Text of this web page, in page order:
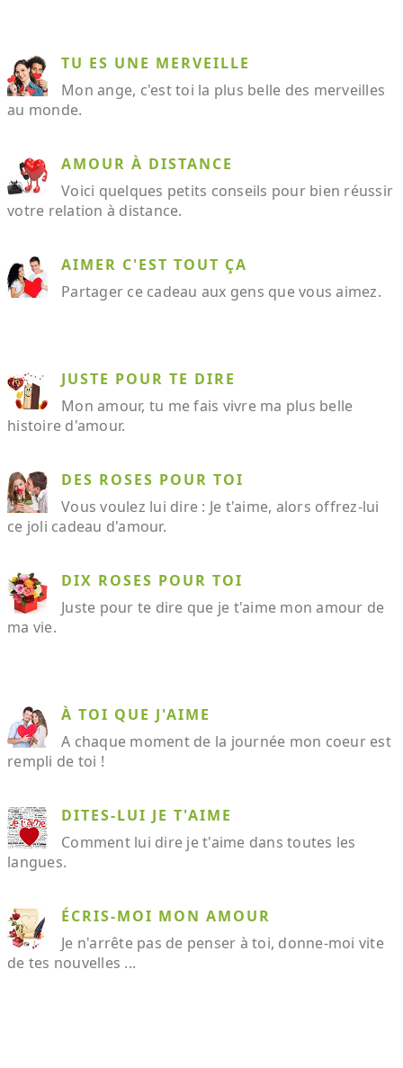
TU ES UNE MERVEILLE
Mon ange, c'est toi la plus belle des merveilles
au monde.
AMOUR À DISTANCE
Voici quelques petits conseils pour bien réussir
votre relation à distance.
AIMER C'EST TOUT ÇA
Partager ce cadeau aux gens que vous aimez.
JUSTE POUR TE DIRE
Mon amour, tu me fais vivre ma plus belle
histoire d'amour.
DES ROSES POUR TOI
Vous voulez lui dire : Je t'aime, alors offrez-lui
ce joli cadeau d'amour.
DIX ROSES POUR TOI
Juste pour te dire que je t'aime mon amour de
ma vie.
À TOI QUE J'AIME
A chaque moment de la journée mon coeur est
rempli de toi !
DITES-LUI JE T'AIME
Comment lui dire je t'aime dans toutes les
langues.
ÉCRIS-MOI MON AMOUR
Je n'arrête pas de penser à toi, donne-moi vite
de tes nouvelles ...